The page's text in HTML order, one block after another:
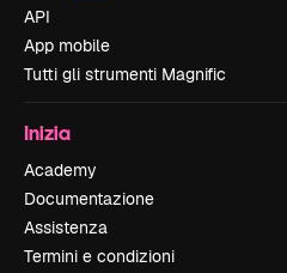
API
App mobile
Tutti gli strumenti Magnific
Inizia
Academy
Documentazione
Assistenza
Termini e condizioni